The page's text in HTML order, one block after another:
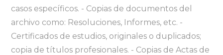
casos específicos. - Copias de documentos del
archivo como: Resoluciones, Informes, etc. -
Certificados de estudios, originales o duplicados;
copia de títulos profesionales. - Copias de Actas de